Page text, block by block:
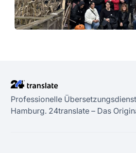
Professionelle
Hamburg. 24transIate – Das